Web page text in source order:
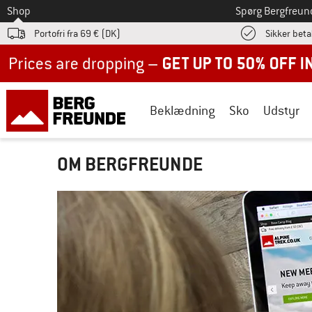
Til
Shop Spørg
Portofri fra 69 € (DK) Sikker
Beklædning Sko Udstyr
OM BERGFREUNDE